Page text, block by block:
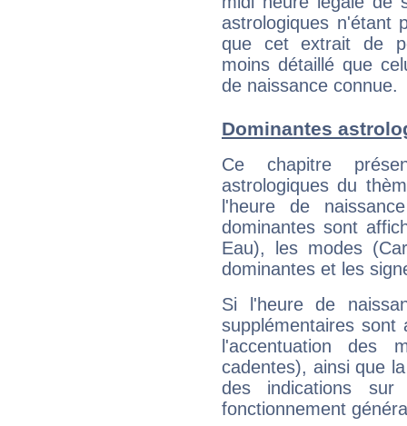
astrologiques n'étant
que cet extrait de
moins détaillé que
de naissance connue.
Dominantes
Ce chapitre
astrologiques du
l'heure de
dominantes sont
Eau), les modes
dominantes et les
Si l'heure de
supplémentaires sont
l'accentuation des
cadentes), ainsi que
des indications sur
fonctionnement